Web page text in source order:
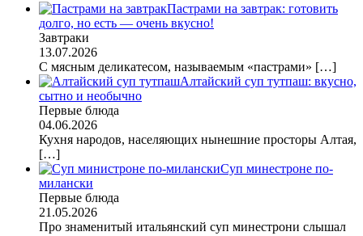
Пастрами на завтрак: готовить
долго, но есть — очень вкусно!
Завтраки
13.07.2026
С мясным деликатесом, называемым «пастрами» […]
Алтайский суп тутпаш: вкусно,
сытно и необычно
Первые блюда
04.06.2026
Кухня народов, населяющих нынешние просторы Алтая,
[…]
Суп минестроне по-
милански
Первые блюда
21.05.2026
Про знаменитый итальянский суп минестрони слышал